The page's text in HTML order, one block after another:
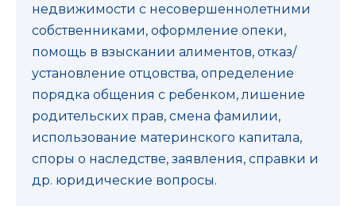
недвижимости с несовершеннолетними
собственниками, оформление опеки,
помощь в взыскании алиментов, отказ/
установление отцовства, определение
порядка общения с ребенком, лишение
родительских прав, смена фамилии,
использование материнского капитала,
споры о наследстве, заявления, справки и
др. юридические вопросы.